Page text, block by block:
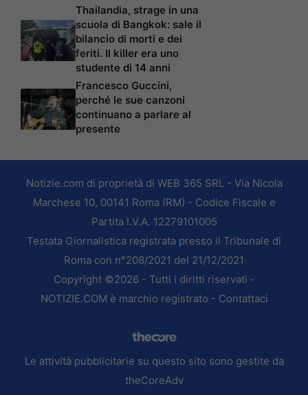
Thailandia, strage in una
scuola di Bangkok: sale il
bilancio di morti e dei
feriti. Il killer era uno
studente di 14 anni
Francesco Guccini,
perché le sue canzoni
continuano a parlare al
presente
Notizie.com di proprietà di WEB 365 SRL - Via Nicola
Marchese 10, 00141 Roma (RM) - Codice Fiscale e
Partita I.V.A. 12279101005
Testata Giornalistica registrata presso il Tribunale di
Roma con n°208/2021 del 21/12/2021
Copyright ©2026 - Tutti i diritti riservati -
NOTIZIE.COM è marchio registrato - Contattaci
Le attività pubblicitarie su questo sito sono gestite da
theCoreAdv